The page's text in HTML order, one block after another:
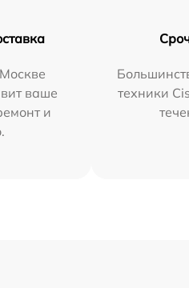
ваше
и
техники